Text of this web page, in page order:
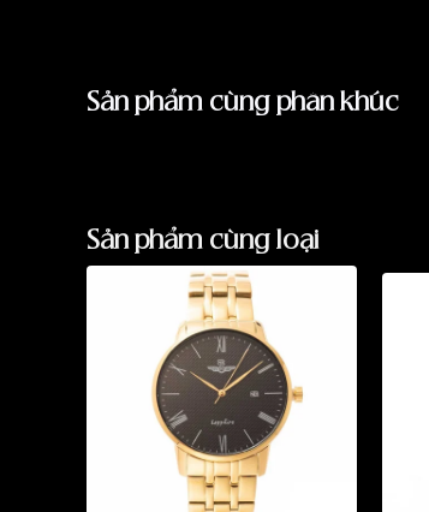
Sản phẩm cùng phân khúc
Sản phẩm cùng loại